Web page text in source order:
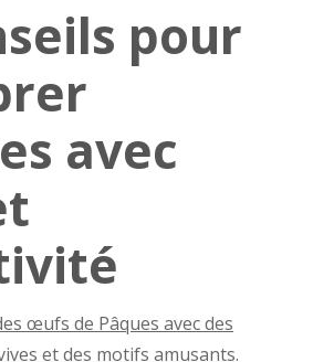
pour
avec
œufs de Pâques avec des
et des motifs amusants.